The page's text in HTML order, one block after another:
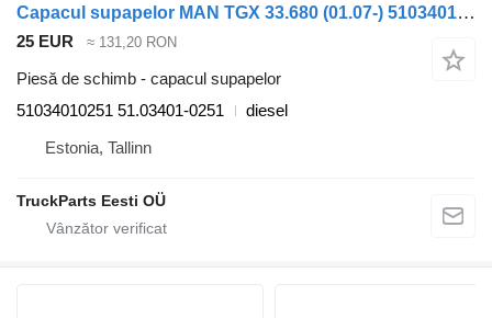
Capacul supapelor MAN TGX 33.680 (01.07-) 51034010251 pentru cap tractor MAN TGL, TGM, TGS, TGX (2005-2021)
25 EUR ≈ 131,20 RON
Piesă de schimb - capacul supapelor
51034010251 51.03401-0251
diesel
Estonia, Tallinn
TruckParts Eesti OÜ